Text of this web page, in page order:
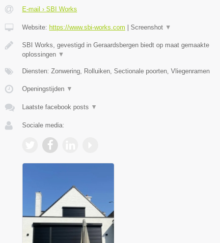
E-mail › SBI Works
Website: https://www.sbi-works.com | Screenshot ▼
SBI Works, gevestigd in Geraardsbergen biedt op maat gemaakte
oplossingen ▼
Diensten: Zonwering, Rolluiken, Sectionale poorten, Vliegenramen
Openingstijden ▼
Laatste facebook posts ▼
Sociale media: